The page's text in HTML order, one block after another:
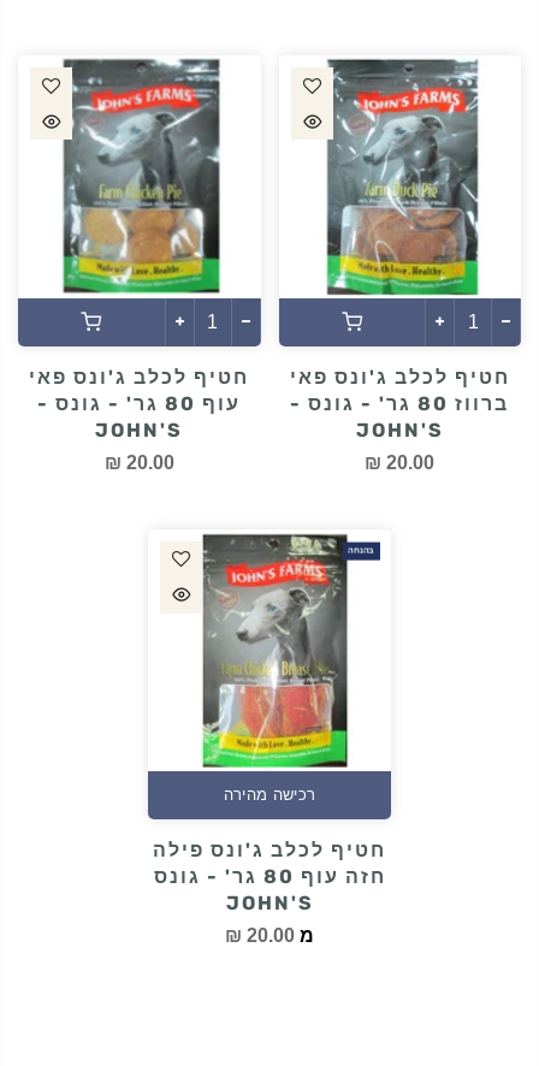
חטיף לכלב ג'ונס פאי
ברווז 80 גר' - גונס -
JOHN'S
20.00 ₪
חטיף לכלב ג'ונס פאי
עוף 80 גר' - גונס -
JOHN'S
20.00 ₪
בהנחה
רכישה מהירה
חטיף לכלב ג'ונס פילה
חזה עוף 80 גר' - גונס
JOHN'S
מ